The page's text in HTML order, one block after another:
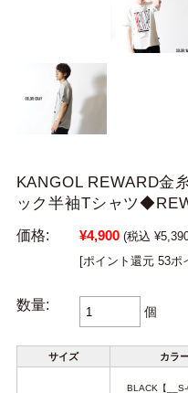
KANGOL REWARD金
ック半袖Tシャツ
価格: ¥4,900 (税込
[ポイント還元 53ポ
数量: 個
サイズ カラ
BLACK【__S-